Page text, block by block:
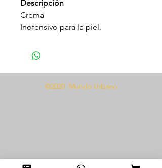
Descripción
Crema
Inofensivo para la piel.
Aplicación rápida y sencilla.
relaciones.
Mejora tu seguridad y
esta crema ayuda a desensibilizar
©2020 Mundo Urbano